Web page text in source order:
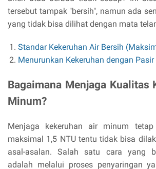
tersebut tampak "bersih", namun ada
yang tidak bisa dilihat dengan mata
Standar Kekeruhan Air Bersih
Menurunkan Kekeruhan dengan
Bagaimana Menjaga Kualitas
Minum?
Menjaga kekeruhan air minum
maksimal 1,5 NTU tentu tidak bisa
asal-asalan. Salah satu cara yang
adalah melalui proses penyaringan